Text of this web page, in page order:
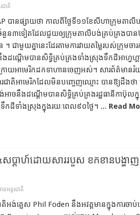
ជាតិ
បានផ្សាយថា កាលពីថ្ងៃទី១១ខែសីហាក្រុមតាលី
ចំនួន៣ទៀតដែលជួយឲ្យក្រុមតាលីបង់គ្រប់គ្រងបា
។ ជាមួយគ្នានេះដែរតាមការវាយតម្លៃរបស់ក្រុមចារ
ណ្តើមបានសិទ្ធិគ្រប់គ្រងទាំងស្រុងទឹកដីអាហ្វហ្គា
រោយអាមេរិកដកទាហានចេញអស់។ សារព័ត៌មានរ៉
ារជាតិអាមេរិកដែលមិនបញ្ចេញឈ្មោះ បានឱ្យដឹងថា
អាចនឹងដណ្តើមបានសិទ្ធិគ្រប់គ្រងរដ្ឋធានីកាប៊ុលក្
ដីទាំងស្រុងក្នុងរយៈពេល៩០ថ្ងៃ។ ... Read
ប្តាហ៍ដោយសាររបួស ខកខានបង្ហាញ
នអន្តរជាតិ
អង់គ្លេស Phil Foden នឹងអវត្តមានក្នុងការចាប់ផ្ត